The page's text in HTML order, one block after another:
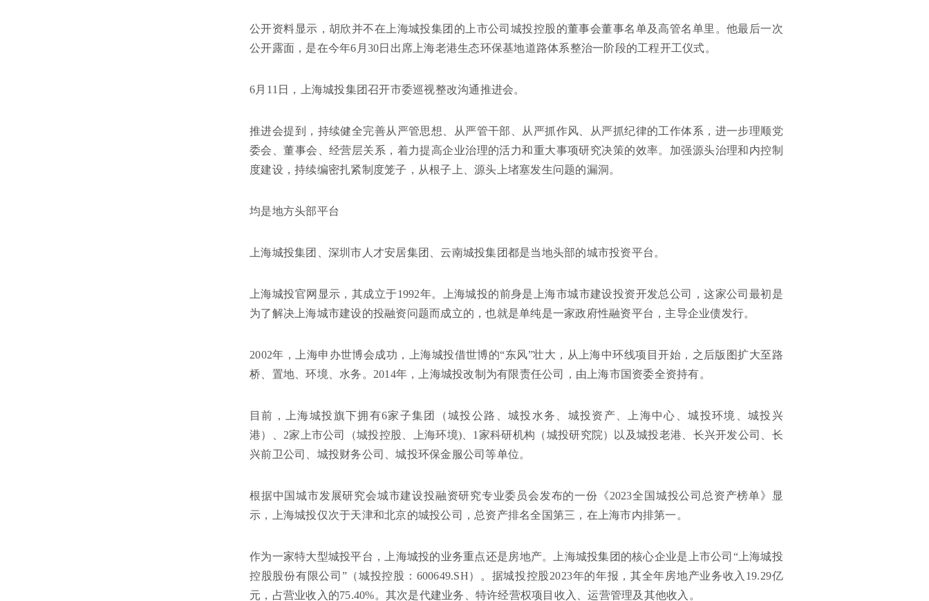
公开资料显示，胡欣并不在上海城投集团的上市公司城投控股的董事会董事名单及高管名单里。他最后一次
公开露面，是在今年6月30日出席上海老港生态环保基地道路体系整治一阶段的工程开工仪式。
6月11日，上海城投集团召开市委巡视整改沟通推进会。
推进会提到，持续健全完善从严管思想、从严管干部、从严抓作风、从严抓纪律的工作体系，进一步理顺党
委会、董事会、经营层关系，着力提高企业治理的活力和重大事项研究决策的效率。加强源头治理和内控制
度建设，持续编密扎紧制度笼子，从根子上、源头上堵塞发生问题的漏洞。
均是地方头部平台
上海城投集团、深圳市人才安居集团、云南城投集团都是当地头部的城市投资平台。
上海城投官网显示，其成立于1992年。上海城投的前身是上海市城市建设投资开发总公司，这家公司最初是
为了解决上海城市建设的投融资问题而成立的，也就是单纯是一家政府性融资平台，主导企业债发行。
2002年，上海申办世博会成功，上海城投借世博的“东风”壮大，从上海中环线项目开始，之后版图扩大至路
桥、置地、环境、水务。2014年，上海城投改制为有限责任公司，由上海市国资委全资持有。
目前，上海城投旗下拥有6家子集团（城投公路、城投水务、城投资产、上海中心、城投环境、城投兴
港）、2家上市公司（城投控股、上海环境)、1家科研机构（城投研究院）以及城投老港、长兴开发公司、长
兴前卫公司、城投财务公司、城投环保金服公司等单位。
根据中国城市发展研究会城市建设投融资研究专业委员会发布的一份《2023全国城投公司总资产榜单》显
示，上海城投仅次于天津和北京的城投公司，总资产排名全国第三，在上海市内排第一。
作为一家特大型城投平台，上海城投的业务重点还是房地产。上海城投集团的核心企业是上市公司“上海城投
控股股份有限公司”（城投控股：600649.SH）。据城投控股2023年的年报，其全年房地产业务收入19.29亿
元，占营业收入的75.40%。其次是代建业务、特许经营权项目收入、运营管理及其他收入。